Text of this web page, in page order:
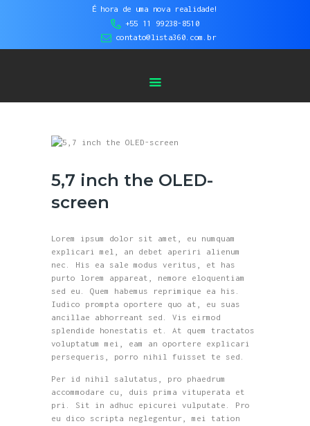
É hora de uma nova realidade!
+55 11 99238-8510
contato@lista360.com.br
Lista 360 - Tour Virtual | Vídeos 360° |
Fotos Aéreas
HOME
SOBRE NÓS
CONTATO
5,7 inch the OLED-
screen
Lorem ipsum dolor sit amet, eu numquam
explicari mel, an debet aperiri alienum
nec. His ea sale modus veritus, et has
purto lorem appareat, nemore eloquentiam
sed eu. Quem habemus reprimique ea his.
Iudico prompta oportere quo at, eu suas
ancillae abhorreant sed. Vis eirmod
splendide honestatis et. At quem tractatos
voluptatum mei, eam an oportere explicari
persequeris, porro nihil fuisset te sed.
Per id nihil salutatus, pro phaedrum
accommodare cu, duis prima vituperata et
pri. Sit in adhuc epicurei vulputate. Pro
eu dico scripta neglegentur, mei tation